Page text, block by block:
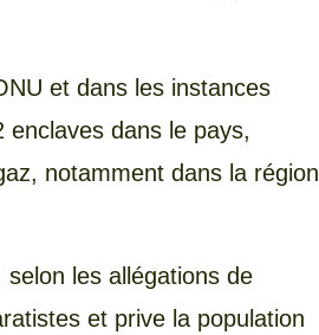
et dans les instances
enclaves dans le pays,
notamment dans la région
les allégations de
et prive la population